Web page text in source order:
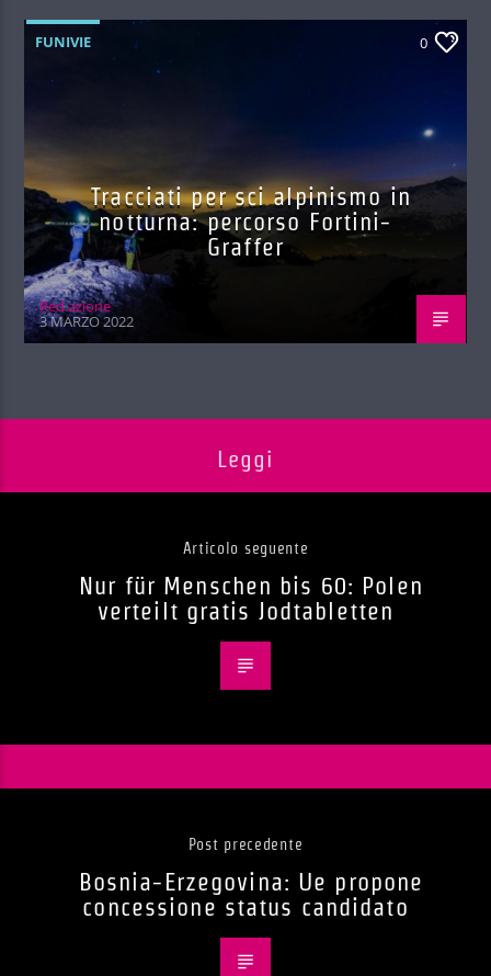
FUNIVIE 0
Tracciati per sci alpinismo in
notturna: percorso Fortini-
Graffer
Red.azione
3 MARZO 2022
Leggi
Articolo seguente
Nur für Menschen bis 60: Polen
verteilt gratis Jodtabletten
Post precedente
Bosnia-Erzegovina: Ue propone
concessione status candidato